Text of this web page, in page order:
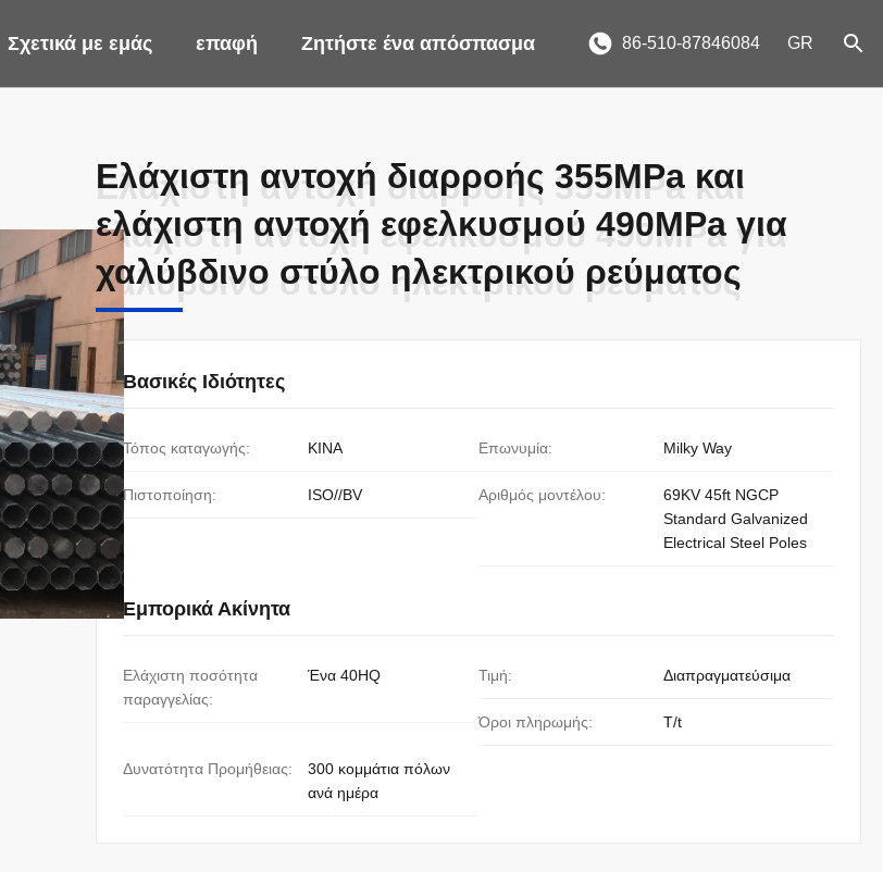
Σχετικά με εμάς επαφή Ζητήστε ένα απόσπασμα 86-510-87846084 GR
Ελάχιστη αντοχή διαρροής 355MPa και
ελάχιστη αντοχή εφελκυσμού 490MPa για
χαλύβδινο στύλο ηλεκτρικού ρεύματος
Ελάχιστη αντοχή διαρροής 355MPa και
ελάχιστη αντοχή εφελκυσμού 490MPa για
χαλύβδινο στύλο ηλεκτρικού ρεύματος
Βασικές Ιδιότητες
Τόπος καταγωγής: ΚΙΝΑ Επωνυμία: Milky Way
Πιστοποίηση: ISO//BV Αριθμός μοντέλου:
69KV 45ft NGCP
Standard Galvanized
Electrical Steel Poles
Εμπορικά Ακίνητα
Ελάχιστη ποσότητα
παραγγελίας:
Ένα 40HQ Τιμή: Διαπραγματεύσιμα
Όροι πληρωμής: T/t
Δυνατότητα Προμήθειας:
300 κομμάτια πόλων
ανά ημέρα